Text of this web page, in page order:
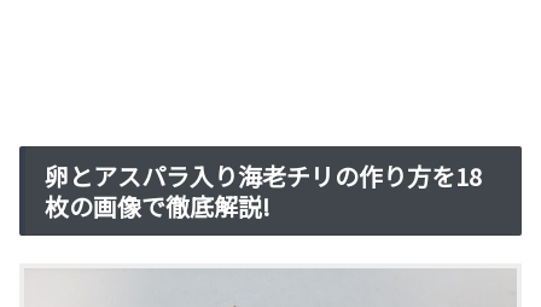
卵とアスパラ入り海老チリの作り方を18
枚の画像で徹底解説!